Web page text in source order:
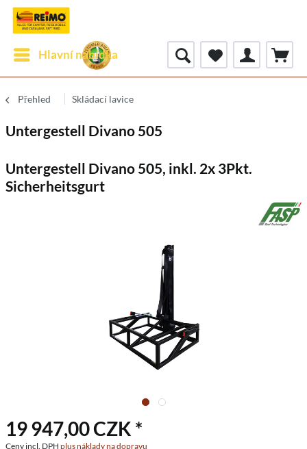
Hlavní nabídka
Přehled Skládací lavice
Untergestell Divano 505
Untergestell Divano 505, inkl. 2x 3Pkt.
Sicherheitsgurt
19 947,00 CZK *
Ceny incl. DPH plus náklady na dopravu